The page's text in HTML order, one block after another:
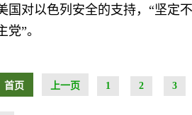
国对以色列安全的支持，“坚定
”。
首页 上一页 1 2 3